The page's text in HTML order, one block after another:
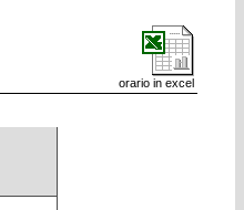
orario in excel